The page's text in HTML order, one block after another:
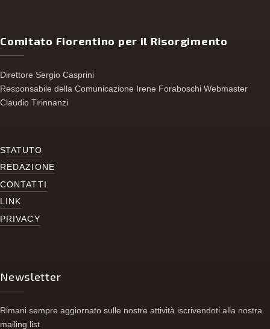
Comitato Fiorentino per il Risorgimento
Direttore Sergio Casprini
Responsabile della Comunicazione Irene Foraboschi Webmaster
Claudio Tirinnanzi
STATUTO
REDAZIONE
CONTATTI
LINK
PRIVACY
Newsletter
Rimani sempre aggiornato sulle nostre attività iscrivendoti alla nostra
mailing list